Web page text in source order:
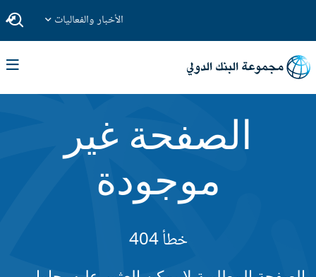
الأخبار والفعاليات
الصفحة غير
موجودة
خطأ 404